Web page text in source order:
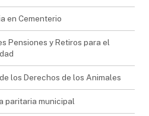
en Cementerio
Pensiones y Retiros para el
los Derechos de los Animales
paritaria municipal